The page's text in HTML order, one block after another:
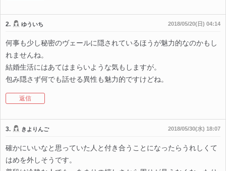
2. ゆういち 2018/05/20(日) 04:14
何事も少し秘密のヴェールに隠されているほうが魅力的なのかもし
れませんね。
結婚生活にはあてはまらいような気もしますが。
包み隠さず何でも話せる異性も魅力的ですけどね。
返信
3. きよりんご 2018/05/30(水) 18:07
確かにいいなと思っていた人と付き合うことになったらうれしくて
はめを外しそうです。